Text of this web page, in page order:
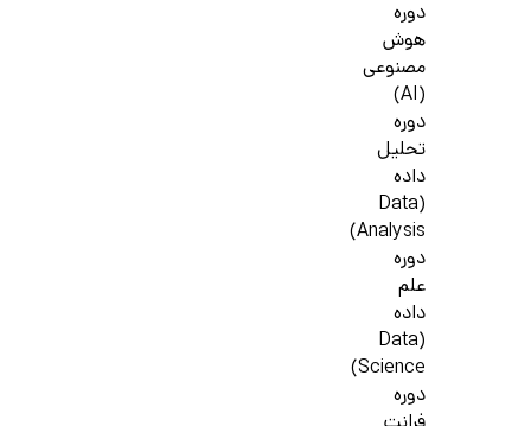
دوره
هوش
مصنوعی
(AI)
دوره
تحلیل
داده
(Data
Analysis)
دوره
علم
داده
(Data
Science)
دوره